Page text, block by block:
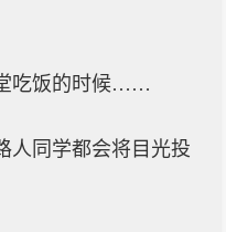
吃饭的时候……
人同学都会将目光投